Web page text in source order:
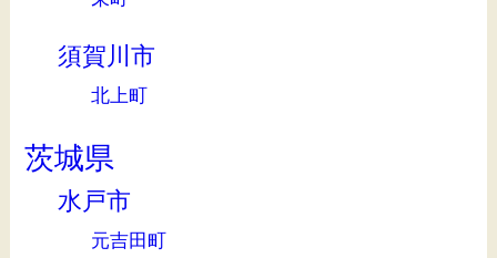
須賀川市
北上町
茨城県
水戸市
元吉田町